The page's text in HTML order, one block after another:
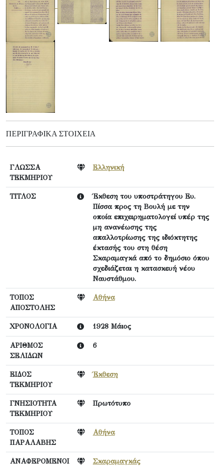
ΠΕΡΙΓΡΑΦΙΚΆ ΣΤΟΙΧΕΊΑ
ΓΛΩΣΣΑ
ΤΕΚΜΗΡΙΟΥ
Ελληνική
ΤΙΤΛΟΣ
Έκθεση του υποστράτηγου Ευ.
Πίσσα προς τη Βουλή με την
οποία επιχειρηματολογεί υπέρ της
μη ανανέωσης της
απαλλοτρίωσης της ιδιόκτητης
έκτασής του στη θέση
Σκαραμαγκά από το δημόσιο όπου
σχεδιάζεται η κατασκευή νέου
Ναυστάθμου.
ΤΟΠΟΣ
ΑΠΟΣΤΟΛΗΣ
Αθήνα
ΧΡΟΝΟΛΟΓΙΑ 1928 Μάιος
ΑΡΙΘΜΟΣ
ΣΕΛΙΔΩΝ
6
ΕΙΔΟΣ
ΤΕΚΜΗΡΙΟΥ
Έκθεση
ΓΝΗΣΙΟΤΗΤΑ
ΤΕΚΜΗΡΙΟΥ
Πρωτότυπο
ΤΟΠΟΣ
ΠΑΡΑΛΑΒΗΣ
Αθήνα
ΑΝΑΦΕΡΟΜΕΝΟΙ
Σκαραμαγκάς